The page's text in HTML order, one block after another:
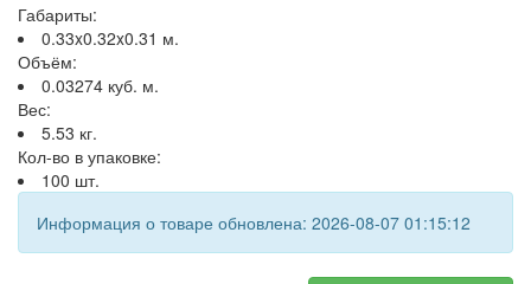
Габариты:
0.33x0.32x0.31 м.
Объём:
0.03274 куб. м.
Вес:
5.53 кг.
Кол-во в упаковке:
100 шт.
Информация о товаре обновлена: 2026-08-07 01:15:12